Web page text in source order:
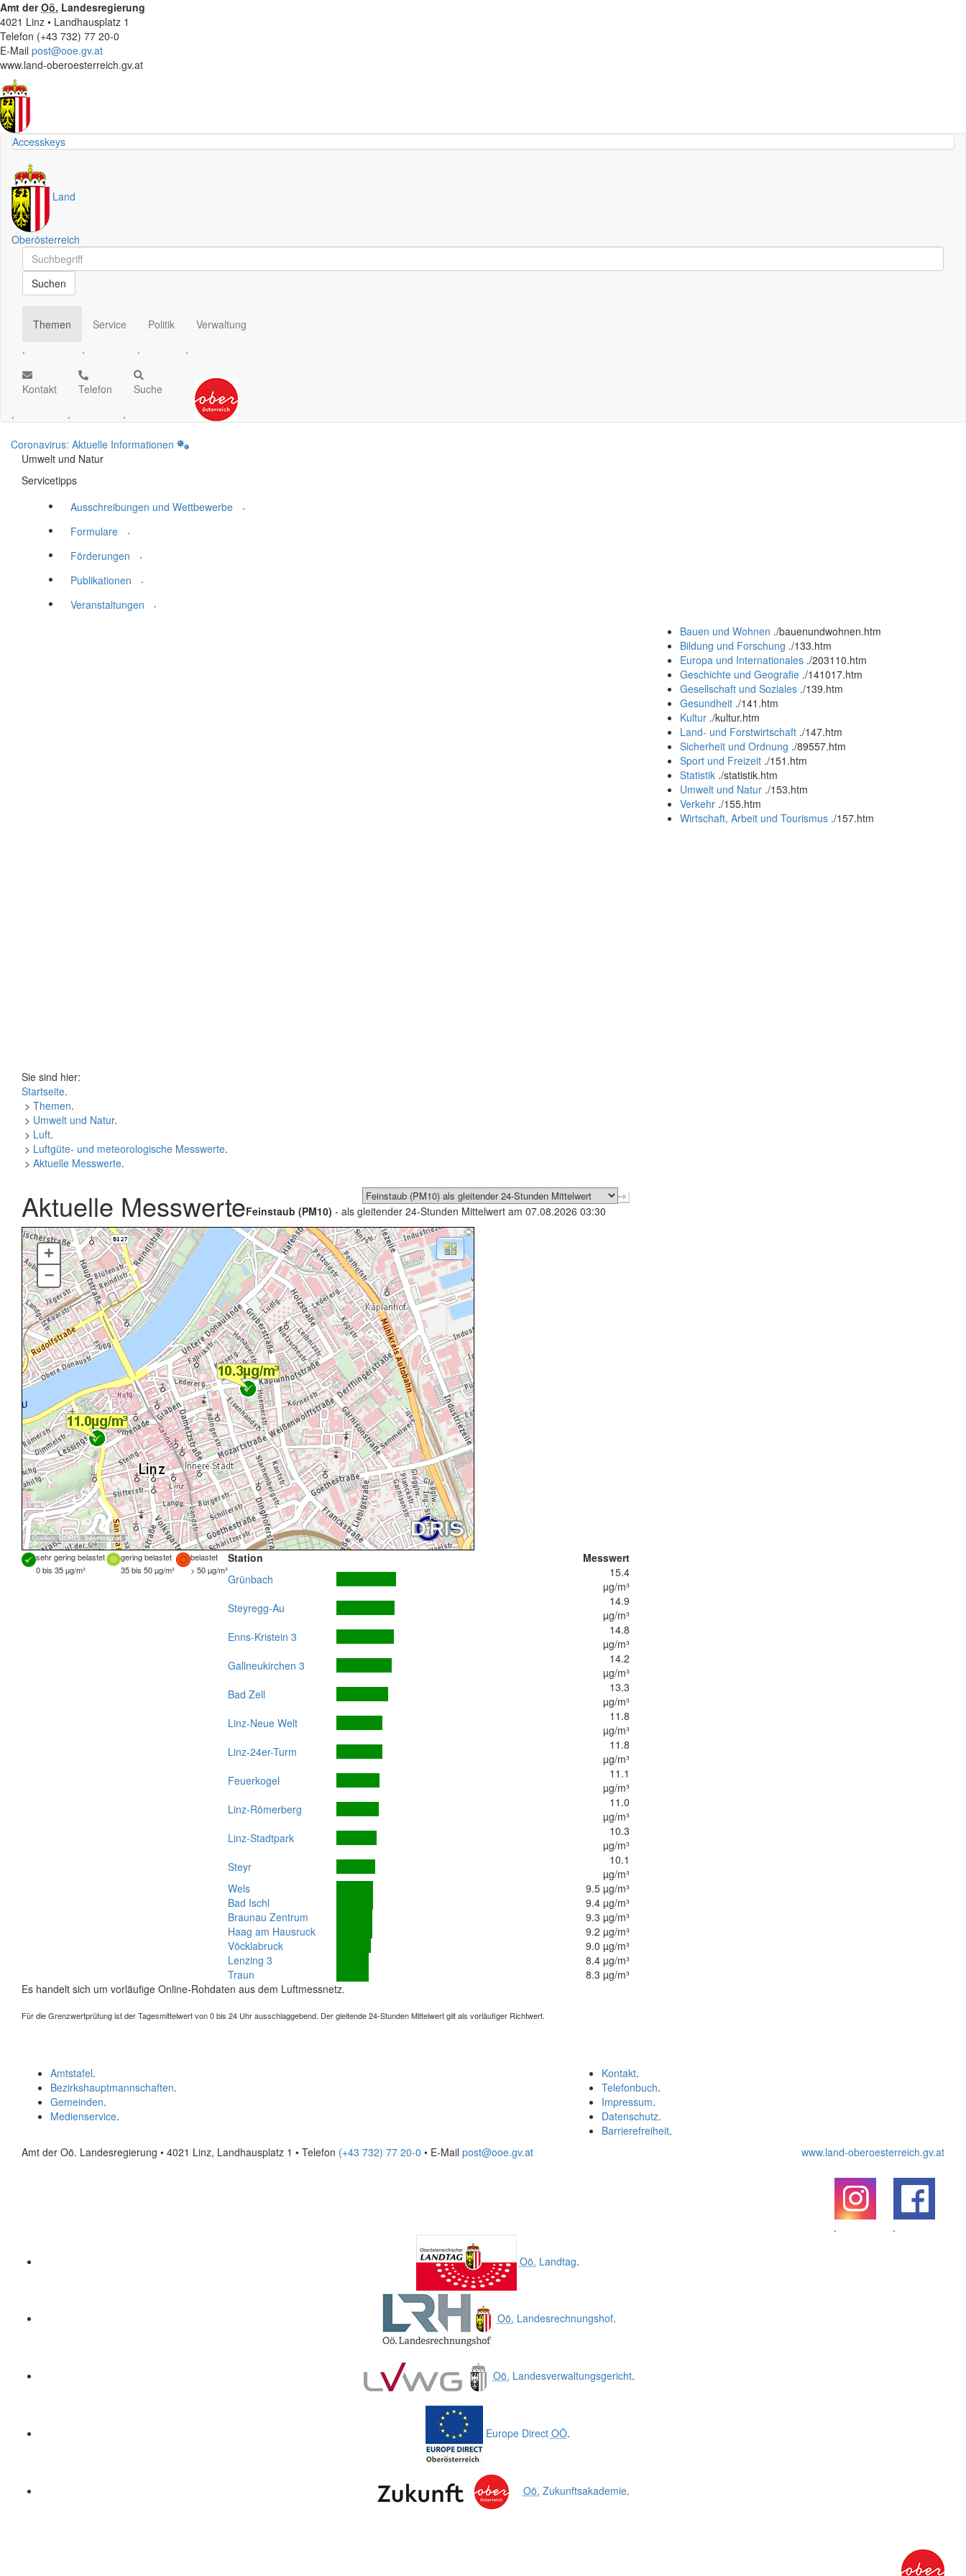
Amt derOö. Landesregierung
4021 Linz • Landhausplatz 1
Telefon (+43 732) 77 20-0
E-Mail post@ooe.gv.at
www.land-oberoesterreich.gv.at
Accesskeys
Land
Oberösterreich
Schnellsuche
Schnellsuche
Suchen
Themen
.
Service
.
Politik
.
Verwaltung
.
Kontakt
.
Telefon
.
Suche
.
Coronavirus: Aktuelle Informationen
Umwelt und Natur
Servicetipps
Ausschreibungen und Wettbewerbe
.
Formulare
.
Förderungen
.
Publikationen
.
Veranstaltungen
.
Bauen und Wohnen ./bauenundwohnen.htm
Bildung und Forschung ./133.htm
Europa und Internationales ./203110.htm
Geschichte und Geografie ./141017.htm
Gesellschaft und Soziales ./139.htm
Gesundheit ./141.htm
Kultur ./kultur.htm
Land- und Forstwirtschaft ./147.htm
Sicherheit und Ordnung ./89557.htm
Sport und Freizeit ./151.htm
Statistik ./statistik.htm
Umwelt und Natur ./153.htm
Verkehr ./155.htm
Wirtschaft, Arbeit und Tourismus ./157.htm
Sie sind hier:
Startseite.
> Themen.
> Umwelt und Natur.
> Luft.
> Luftgüte- und meteorologische Messwerte.
> Aktuelle Messwerte.
Aktuelle MesswerteFeinstaub (PM10) - als gleitender 24-Stunden Mittelwert am 07.08.2026 03:30
Quellen:DORIS, basemap.at
+
–
sehr gering belastet gering belastet
belastet
0 bis 35 µg/m³
35 bis 50 µg/m³ > 50 µg/m³
Station
Messwert
Grünbach
15.4
µg/m³
Steyregg-Au
14.9
µg/m³
Enns-Kristein 3
14.8
µg/m³
Gallneukirchen 3
14.2
µg/m³
Bad Zell
13.3
µg/m³
Linz-Neue Welt
11.8
µg/m³
Linz-24er-Turm
11.8
µg/m³
Feuerkogel
11.1
µg/m³
Linz-Römerberg
11.0
µg/m³
Linz-Stadtpark
10.3
µg/m³
Steyr
10.1
µg/m³
Wels
9.5 µg/m³
Bad Ischl
9.4 µg/m³
Braunau Zentrum
9.3 µg/m³
Haag am Hausruck
9.2 µg/m³
Vöcklabruck
9.0 µg/m³
Lenzing 3
8.4 µg/m³
Traun
8.3 µg/m³
Es handelt sich um vorläufige Online-Rohdaten aus dem Luftmessnetz.
Für die Grenzwertprüfung ist der Tagesmittelwert von 0 bis 24 Uhr ausschlaggebend. Der gleitende 24-Stunden Mittelwert gilt als vorläufiger Richtwert.
Kontakt.
Telefonbuch.
Impressum.
Datenschutz.
Barrierefreiheit.
Amtstafel.
Bezirkshauptmannschaften.
Gemeinden.
Medienservice.
Amt der Oö. Landesregierung • 4021 Linz, Landhausplatz 1 • Telefon (+43 732) 77 20-0 • E-Mail post@ooe.gv.at www.land-oberoesterreich.gv.at
.
.
Oö. Landtag.
Oö. Landesrechnungshof.
Oö. Landesverwaltungsgericht.
Europe Direct OÖ.
Oö. Zukunftsakademie.